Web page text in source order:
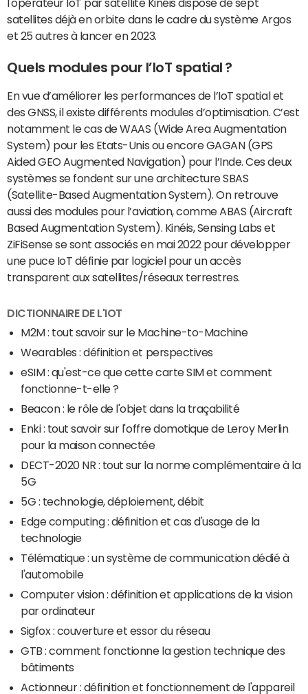
l'opérateur IoT par satellite Kinéis dispose de sept
satellites déjà en orbite dans le cadre du système Argos
et 25 autres à lancer en 2023.
Quels modules pour l’IoT spatial ?
En vue d’améliorer les performances de l’IoT spatial et
des GNSS, il existe différents modules d’optimisation. C’est
notamment le cas de WAAS (Wide Area Augmentation
System) pour les Etats-Unis ou encore GAGAN (GPS
Aided GEO Augmented Navigation) pour l’Inde. Ces deux
systèmes se fondent sur une architecture SBAS
(Satellite-Based Augmentation System). On retrouve
aussi des modules pour l’aviation, comme ABAS (Aircraft
Based Augmentation System). Kinéis, Sensing Labs et
ZiFiSense se sont associés en mai 2022 pour développer
une puce IoT définie par logiciel pour un accès
transparent aux satellites/réseaux terrestres.
DICTIONNAIRE DE L'IOT
M2M : tout savoir sur le Machine-to-Machine
Wearables : définition et perspectives
eSIM : qu'est-ce que cette carte SIM et comment
fonctionne-t-elle ?
Beacon : le rôle de l'objet dans la traçabilité
Enki : tout savoir sur l'offre domotique de Leroy Merlin
pour la maison connectée
DECT-2020 NR : tout sur la norme complémentaire à la
5G
5G : technologie, déploiement, débit
Edge computing : définition et cas d'usage de la
technologie
Télématique : un système de communication dédié à
l'automobile
Computer vision : définition et applications de la vision
par ordinateur
Sigfox : couverture et essor du réseau
GTB : comment fonctionne la gestion technique des
bâtiments
Actionneur : définition et fonctionnement de l'appareil